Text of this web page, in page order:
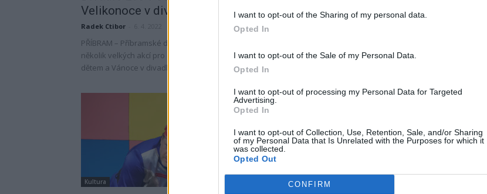
I want to opt-out of the Sharing of my personal data.
Opted In
I want to opt-out of the Sale of my Personal Data.
Opted In
I want to opt-out of processing my Personal Data for Targeted
Advertising.
Opted In
I want to opt-out of Collection, Use, Retention, Sale, and/or Sharing
of my Personal Data that Is Unrelated with the Purposes for which it
was collected.
Opted Out
CONFIRM
Velikonoce v divadle
Radek Ctibor 0
PŘÍBRAM – Příbramské divadlo už mnoho let pořádá
několik velkých akcí pro děti. Vedle Divadlo patři
dětem a Vánoce v divadle je to letos nově...
letošní sezónu v lesním divadle
Podlesí zakončila zcela vyprodaná známá hudební
Kultura Kultura